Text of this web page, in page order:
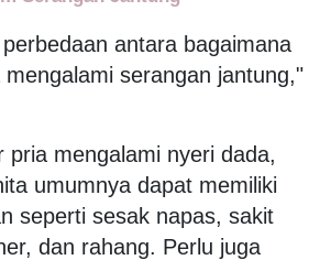
antara bagaimana
serangan jantung,"
pria mengalami nyeri dada,
umumnya dapat memiliki
seperti sesak napas, sakit
dan rahang. Perlu juga